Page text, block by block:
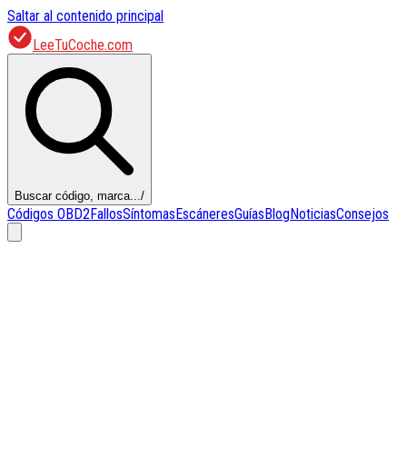
Saltar al contenido principal
LeeTuCoche.com
Buscar código, marca.../
Códigos OBD2FallosSíntomasEscáneresGuíasBlogNoticiasConsejos